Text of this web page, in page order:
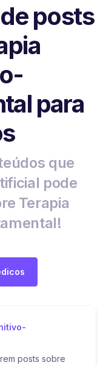
posts
para
que
pode
Terapia
posts sobre